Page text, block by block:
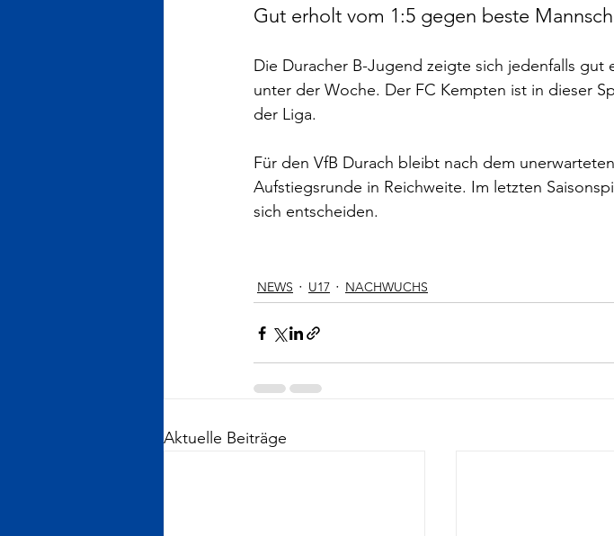
Gut erholt vom 1:5 gegen beste
Die Duracher B-Jugend zeigte sich jedenfalls
unter der Woche. Der FC Kempten ist in dieser
der Liga.
Für den VfB Durach bleibt nach dem
Aufstiegsrunde in Reichweite. Im letzten
sich entscheiden.
NEWS U17 NACHWUCHS
Aktuelle Beiträge